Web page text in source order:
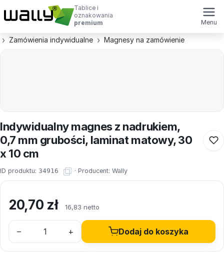
Tablice i
oznakowania
premium
Menu
Zamówienia indywidualne Magnesy na zamówienie
Indywidualny magnes z nadrukiem,
0,7 mm grubości, laminat matowy, 30
x 10 cm
ID produktu: 34916 · Producent: Wally
20,70 zł 16,83 netto
– + Dodaj do koszyka